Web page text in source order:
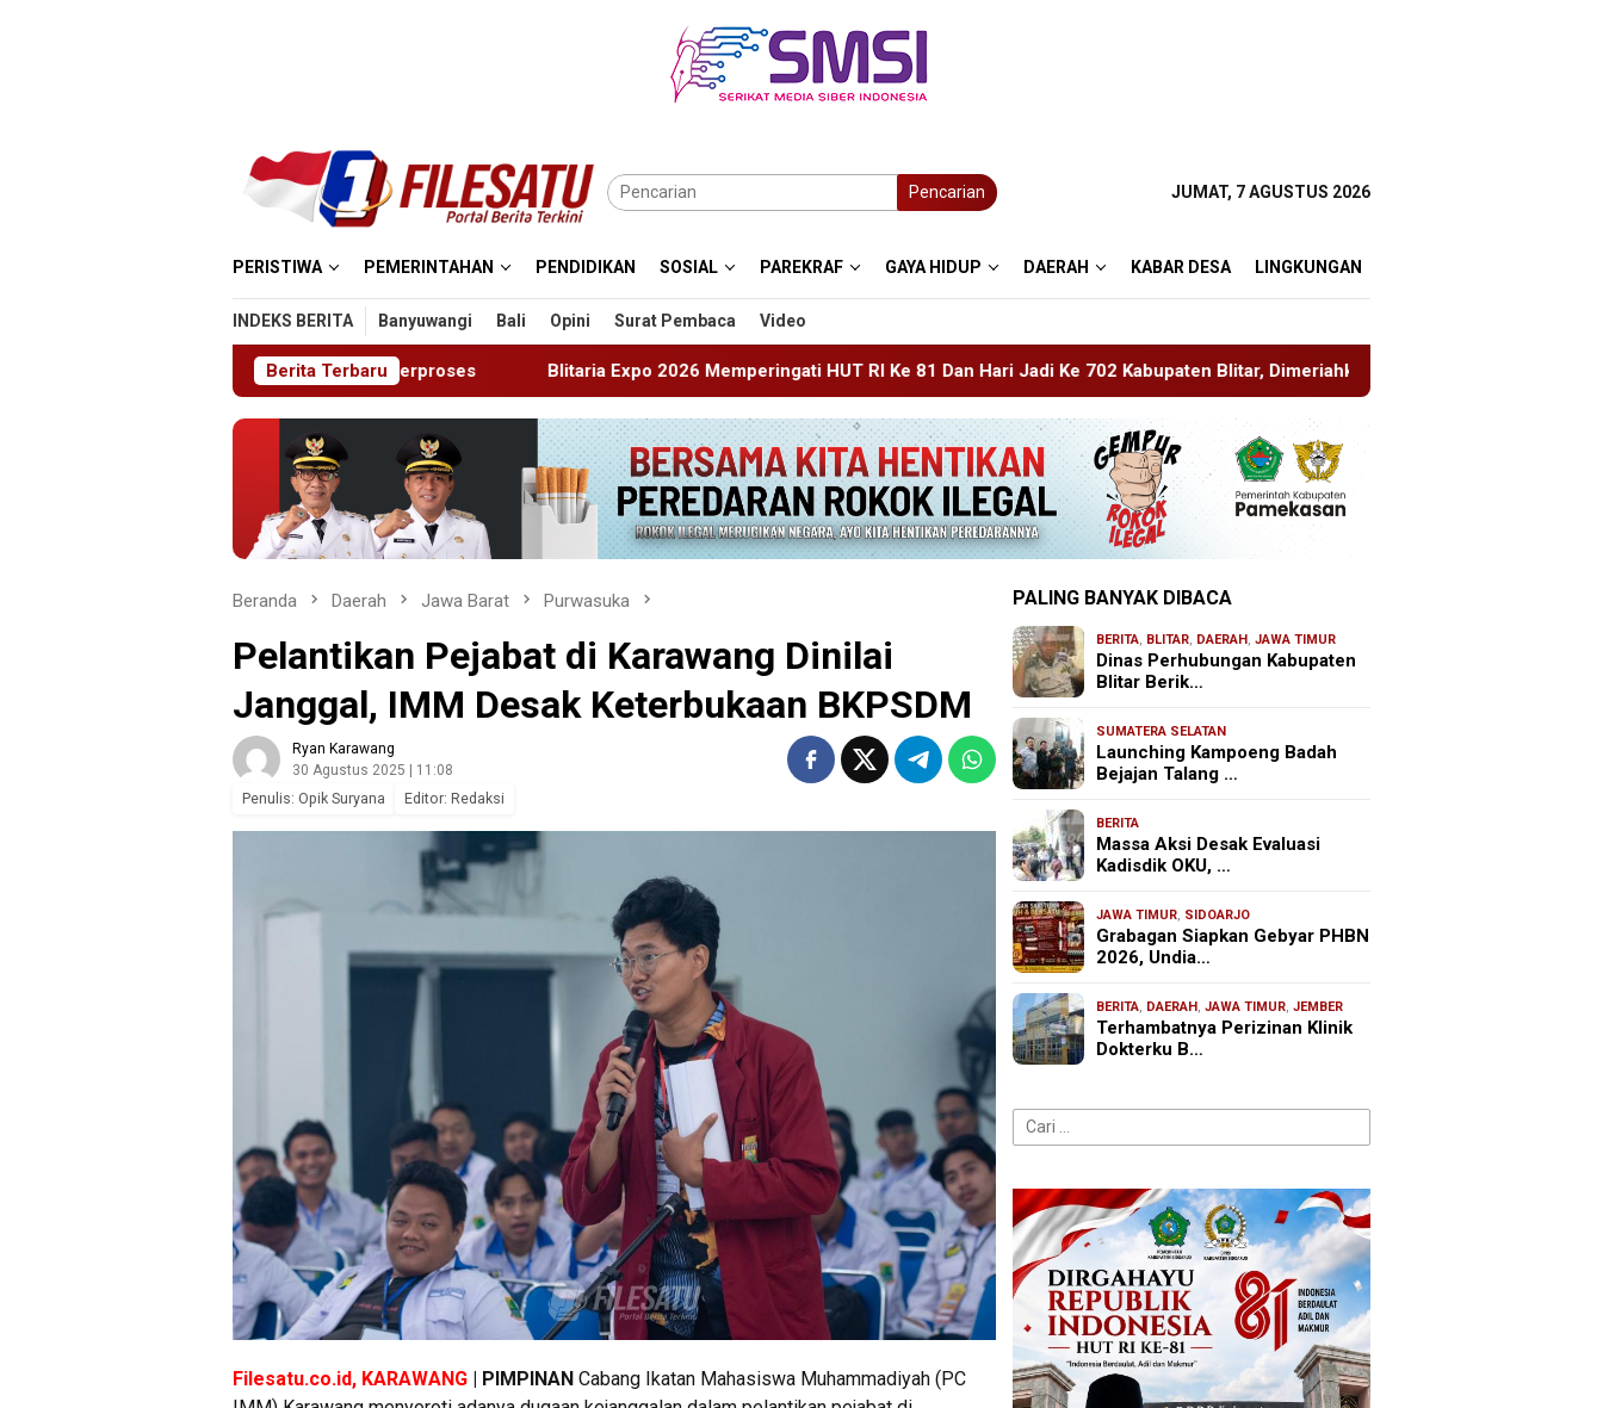
Pencarian JUMAT, 7 AGUSTUS 2026
PERISTIWA PEMERINTAHAN PENDIDIKAN SOSIAL PAREKRAF GAYA HIDUP DAERAH KABAR DESA LINGKUNGAN
INDEKS BERITA Banyuwangi Bali Opini Surat Pembaca Video
Berita TerbaruBlitaria Expo 2026 Memperingati HUT RI Ke 81 Dan Hari Jadi Ke 702 Kabupaten Blitar, Dimeriahkan Artis Happy Asmara
Beranda Daerah Jawa Barat Purwasuka
Pelantikan Pejabat di Karawang Dinilai
Janggal, IMM Desak Keterbukaan BKPSDM
Ryan Karawang
30 Agustus 2025 | 11:08
Penulis: Opik Suryana Editor: Redaksi
Filesatu.co.id, KARAWANG | PIMPINAN Cabang Ikatan Mahasiswa Muhammadiyah (PC
PALING BANYAK DIBACA
BERITA, BLITAR, DAERAH ,JAWA TIMUR
Dinas Perhubungan Kabupaten
Blitar Berik…
SUMATERA SELATAN
Launching Kampoeng Badah
Bejajan Talang …
BERITA
Massa Aksi Desak Evaluasi
Kadisdik OKU, …
JAWA TIMUR, SIDOARJO
Grabagan Siapkan Gebyar PHBN
2026, Undia…
BERITA, DAERAH ,JAWA TIMUR,JEMBER
Terhambatnya Perizinan Klinik
Dokterku B…
Cari
untuk: